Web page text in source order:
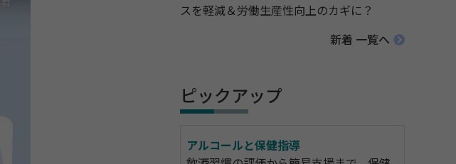
スを軽減＆労働生産性向上のカギに？
新着 一覧へ
ピックアップ
アルコールと保健指導